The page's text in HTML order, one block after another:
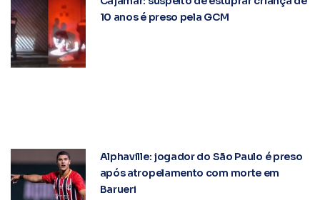
10 anos é preso pela GCM
Alphaville: jogador do São Paulo é preso
após atropelamento com morte em
Barueri